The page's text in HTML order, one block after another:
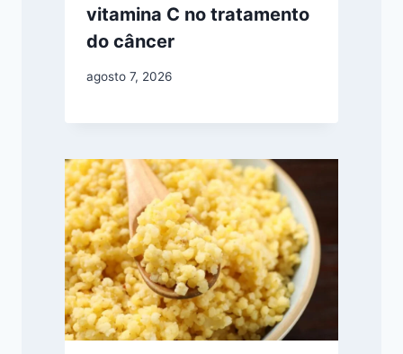
vitamina C no tratamento
do câncer
agosto 7, 2026